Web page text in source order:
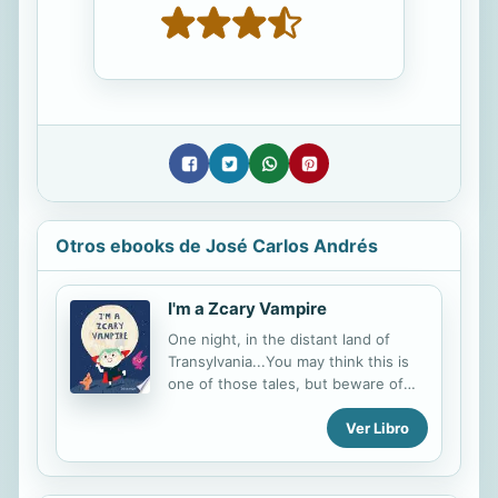
Otros ebooks de José Carlos Andrés
I'm a Zcary Vampire
One night, in the distant land of
Transylvania...You may think this is
one of those tales, but beware of
the very ZCARY VAMPIRE!
Ver Libro